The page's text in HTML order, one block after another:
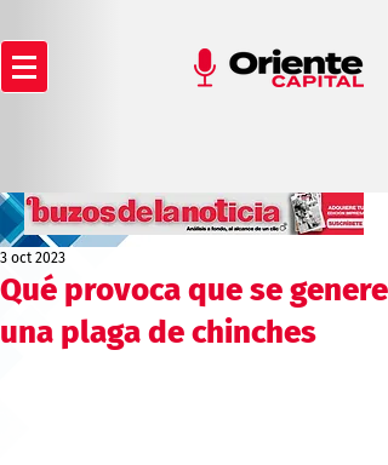
Qué provoca que se genere
una plaga de chinches
3 oct 2023